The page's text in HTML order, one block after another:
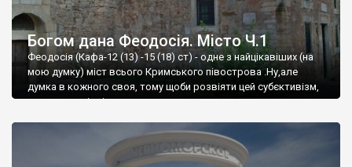
Богом дана Феодосія. Місто Ч.1
Феодосія (Кафа-12 (13) -15 (18) ст) - одне з найцікавіших (на
мою думку) міст всього Кримського півострова .Ну,але
думка в кожного своя, тому щоби розвіяти цей субєктивізм,
запрошую відвідати це